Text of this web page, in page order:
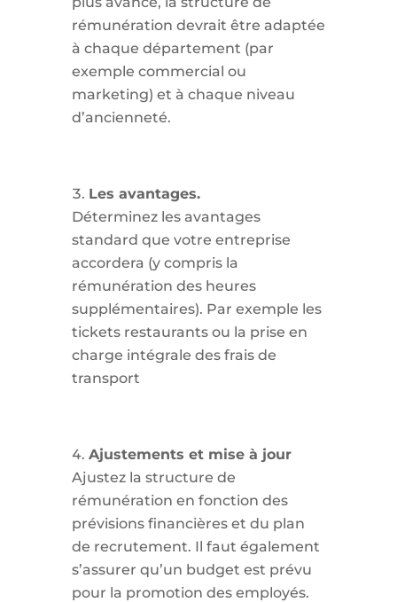
rémunération devrait être adaptée
à chaque département (par
exemple commercial ou
marketing) et à chaque niveau
d’ancienneté.
Les avantages.
Déterminez les avantages
standard que votre entreprise
accordera (y compris la
rémunération des heures
supplémentaires). Par exemple les
tickets restaurants ou la prise en
charge intégrale des frais de
transport
Ajustements et mise à jour
Ajustez la structure de
rémunération en fonction des
prévisions financières et du plan
de recrutement. Il faut également
s’assurer qu’un budget est prévu
pour la promotion des employés.